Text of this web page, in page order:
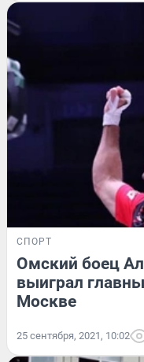
СПОРТ
Омский боец
выиграл
Москве
25 сентября, 2021, 10:02